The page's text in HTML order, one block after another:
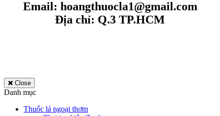
Email: hoangthuocla1@gmail.com
Địa chỉ: Q.3 TP.HCM
Close
Danh mục
Thuốc lá ngoại thơm